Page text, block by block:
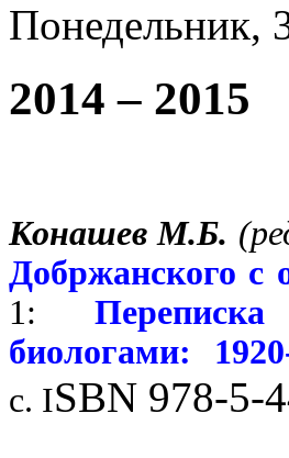
Понедельник,
2014 – 2015
Конашев М.Б.
Добржанского с
1:
биологами:
с. ISBN 978-5-